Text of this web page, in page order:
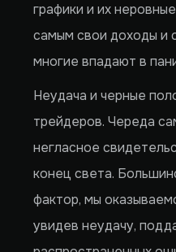
графики и их
самым свои доходы и
многие впадают в
Неудача и черные
трейдеров. Череда
негласное
конец света.
фактор, мы
увидев неудачу,